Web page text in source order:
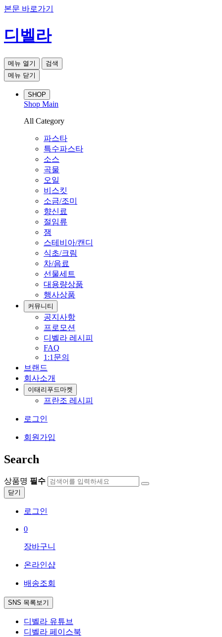
본문 바로가기
디벨라
메뉴 열기
검색
메뉴 닫기
SHOP
Shop Main
All Category
파스타
특수파스타
소스
곡물
오일
비스킷
소금/조미
향신료
절임류
잼
스테비아/캔디
식초/크림
차/음료
선물세트
대용량상품
행사상품
커뮤니티
공지사항
프로모션
디벨라 레시피
FAQ
1:1문의
브랜드
회사소개
이태리푸드마켓
프란조 레시피
로그인
회원가입
Search
상품명 필수
닫기
로그인
0
장바구니
온라인샵
배송조회
SNS 목록보기
디벨라 유튜브
디벨라 페이스북